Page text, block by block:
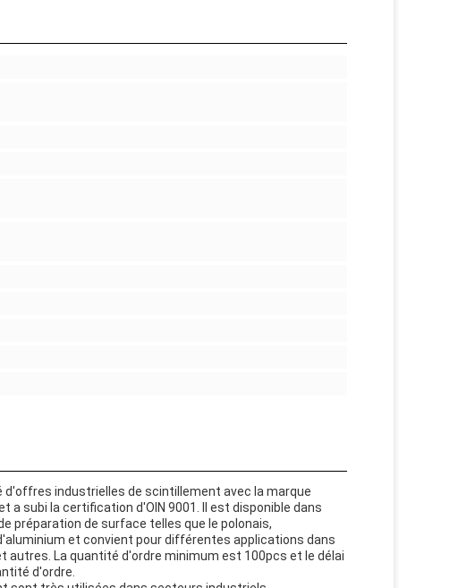
d'offres industrielles de scintillement avec la marque
a subi la certification d'OIN 9001. Il est disponible dans
préparation de surface telles que le polonais,
et convient pour différentes applications dans
La quantité d'ordre minimum est 100pcs et le délai
d'ordre.